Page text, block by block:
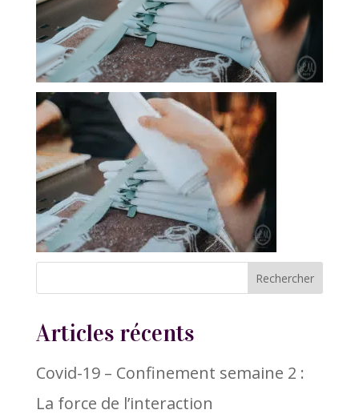
Articles récents
Covid-19 – Confinement semaine 2 :
La force de l’interaction